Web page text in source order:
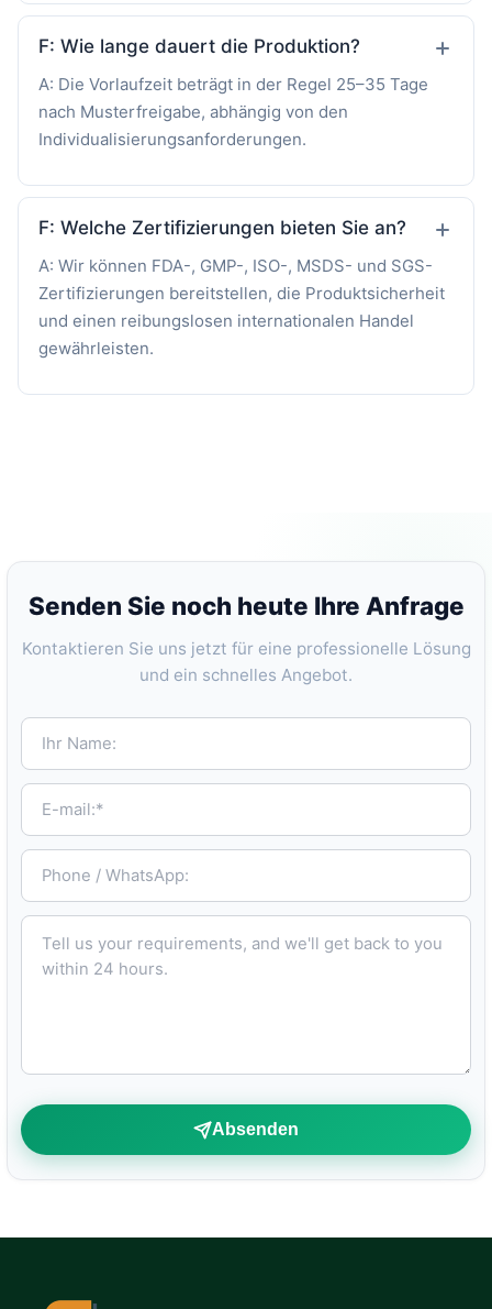
F: Wie lange dauert die Produktion?
A: Die Vorlaufzeit beträgt in der Regel 25–35 Tage
nach Musterfreigabe, abhängig von den
Individualisierungsanforderungen.
F: Welche Zertifizierungen bieten Sie an?
A: Wir können FDA-, GMP-, ISO-, MSDS- und SGS-
Zertifizierungen bereitstellen, die Produktsicherheit
und einen reibungslosen internationalen Handel
gewährleisten.
Senden Sie noch heute Ihre Anfrage
Kontaktieren Sie uns jetzt für eine professionelle Lösung
und ein schnelles Angebot.
Ihr Name:
E-mail:*
Phone / WhatsApp:
Tell us your requirements, and we'll get back to you within 24 hours.
Absenden